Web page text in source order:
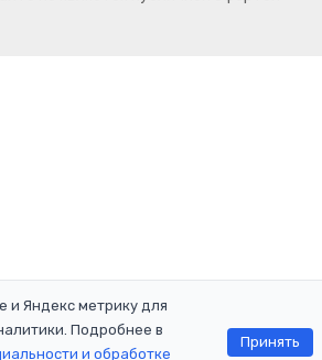
и Яндекс метрику для
Подробнее в
и обработке
Принять